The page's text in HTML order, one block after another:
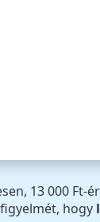
13 000 Ft-
hogy